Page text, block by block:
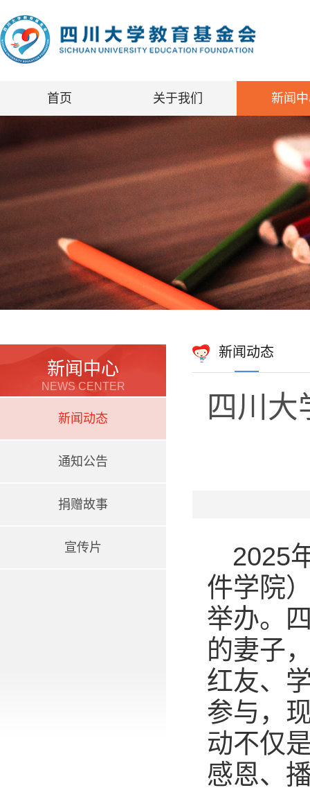
首页 关于我们 新闻
新闻中心
NEWS CENTER
新闻动态
通知公告
捐赠故事
宣传片
新闻动态
四川
2025
件学院
举办。
的妻子
红友、
参与，
动不仅
感恩、